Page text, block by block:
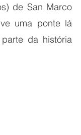
de San Marco
uma ponte lá
da história